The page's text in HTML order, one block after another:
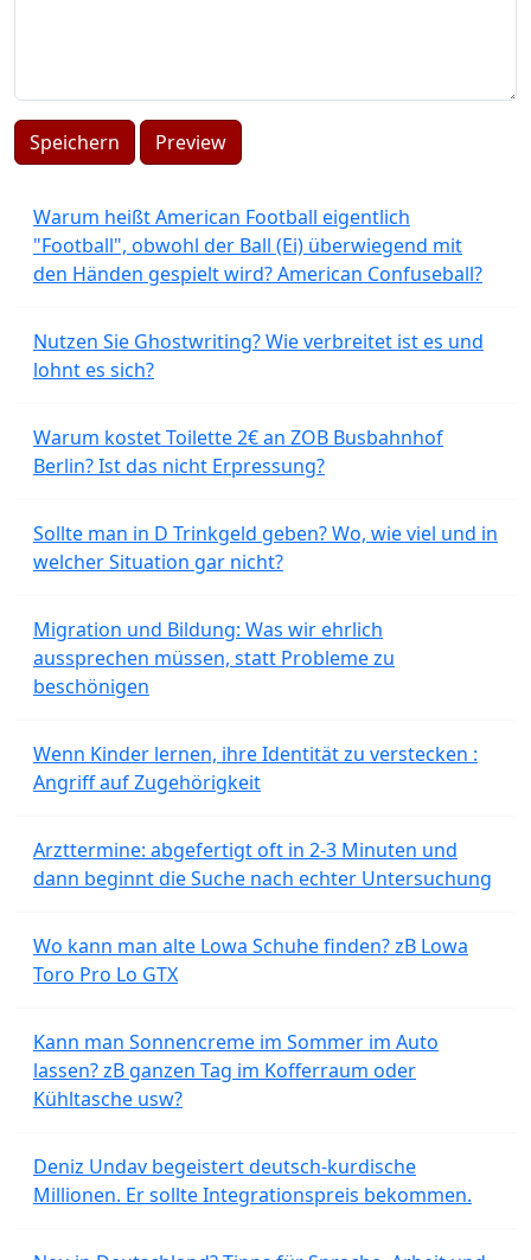
Speichern Preview
Warum heißt American Football eigentlich
"Football", obwohl der Ball (Ei) überwiegend mit
den Händen gespielt wird? American Confuseball?
Nutzen Sie Ghostwriting? Wie verbreitet ist es und
lohnt es sich?
Warum kostet Toilette 2€ an ZOB Busbahnhof
Berlin? Ist das nicht Erpressung?
Sollte man in D Trinkgeld geben? Wo, wie viel und in
welcher Situation gar nicht?
Migration und Bildung: Was wir ehrlich
aussprechen müssen, statt Probleme zu
beschönigen
Wenn Kinder lernen, ihre Identität zu verstecken :
Angriff auf Zugehörigkeit
Arzttermine: abgefertigt oft in 2-3 Minuten und
dann beginnt die Suche nach echter Untersuchung
Wo kann man alte Lowa Schuhe finden? zB Lowa
Toro Pro Lo GTX
Kann man Sonnencreme im Sommer im Auto
lassen? zB ganzen Tag im Kofferraum oder
Kühltasche usw?
Deniz Undav begeistert deutsch-kurdische
Millionen. Er sollte Integrationspreis bekommen.